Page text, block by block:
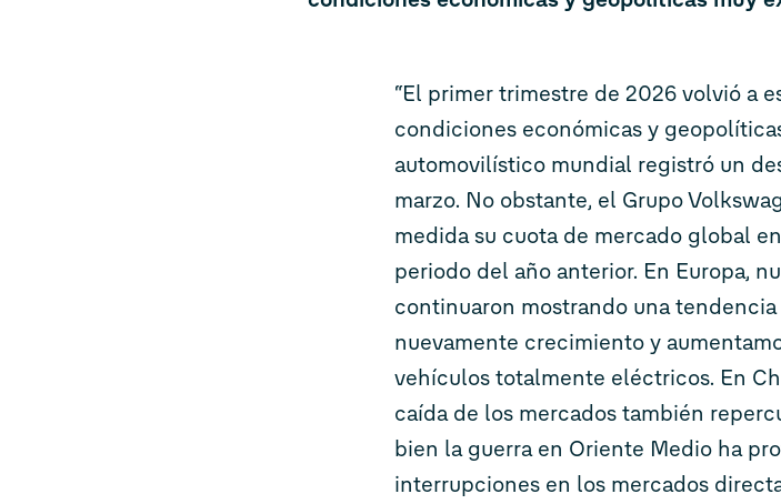
“El primer trimestre de 2026 volvió a
condiciones económicas y
automovilístico mundial registró un
marzo. No obstante, el Grupo
medida su cuota de mercado global
periodo del año anterior. En Europa,
continuaron mostrando una
nuevamente crecimiento y
vehículos totalmente eléctricos. En
caída de los mercados también
bien la guerra en Oriente Medio ha
interrupciones en los mercados